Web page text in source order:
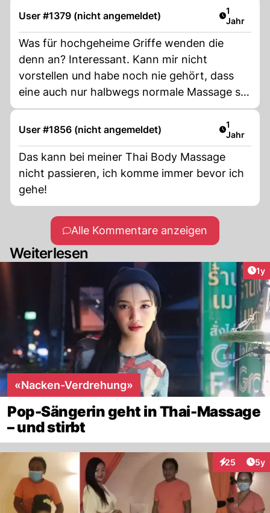
User #1379 (nicht angemeldet) Artikel
1
Jahr
Was für hochgeheime Griffe wenden die
denn an? Interessant. Kann mir nicht
vorstellen und habe noch nie gehört, dass
eine auch nur halbwegs normale Massage so
gefährlich sein sollte.
User #1856 (nicht angemeldet) Artikel
1
Jahr
Das kann bei meiner Thai Body Massage
nicht passieren, ich komme immer bevor ich
gehe!
Alle Kommentare anzeigen
Weiterlesen
1y
«Nacken-Verdrehung»
Pop-Sängerin geht in Thai-Massage
– und stirbt
25
Interaktionen
5y